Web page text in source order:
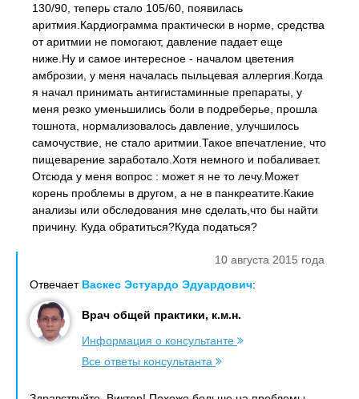
130/90, теперь стало 105/60, появилась
аритмия.Кардиограмма практически в норме, средства
от аритмии не помогают, давление падает еще
ниже.Ну и самое интересное - началом цветения
амброзии, у меня началась пыльцевая аллергия.Когда
я начал принимать антигистаминные препараты, у
меня резко уменьшились боли в подреберье, прошла
тошнота, нормализовалось давление, улучшилось
самочуствие, не стало аритмии.Такое впечатление, что
пищеварение заработало.Хотя немного и побаливает.
Отсюда у меня вопрос : может я не то лечу.Может
корень проблемы в другом, а не в панкреатите.Какие
анализы или обследования мне сделать,что бы найти
причину. Куда обратиться?Куда податься?
10 августа 2015 года
Отвечает Васкес Эстуардо Эдуардович:
Врач общей практики, к.м.н.
Информация о консультанте
Все ответы консультанта